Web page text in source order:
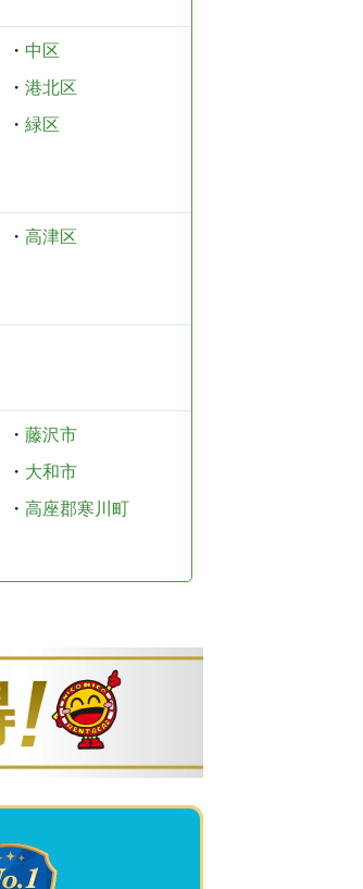
・ 中区
・ 港北区
・ 緑区
・ 高津区
・ 藤沢市
・ 大和市
・ 高座郡寒川町